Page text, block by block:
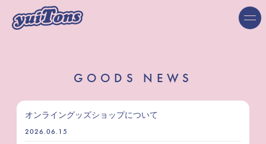
GOODS NEWS
オンライングッズショップについて
2026.06.15